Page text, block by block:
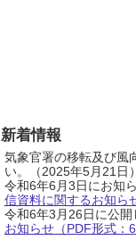
新着情報
気象官署の移転及び風
い。（2025年5月21日）
令和6年6月3日にお知
信資料に関するお知ら
令和6年3月26日に公
お知らせ（PDF形式：